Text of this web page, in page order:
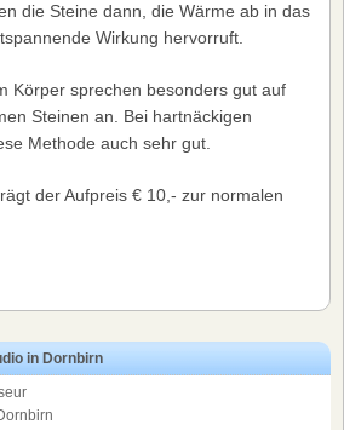
die Steine dann, die Wärme ab in das
Wirkung hervorruft.
Körper sprechen besonders gut auf
Steinen an. Bei hartnäckigen
Methode auch sehr gut.
der Aufpreis € 10,- zur normalen
in Dornbirn